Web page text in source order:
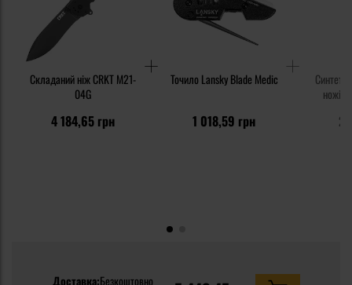
Складаний ніж CRKT M21-
04G
4 184,65 грн
Точило Lansky Blade Medic
1 018,59 грн
ножів
Доставка:Безкоштовно